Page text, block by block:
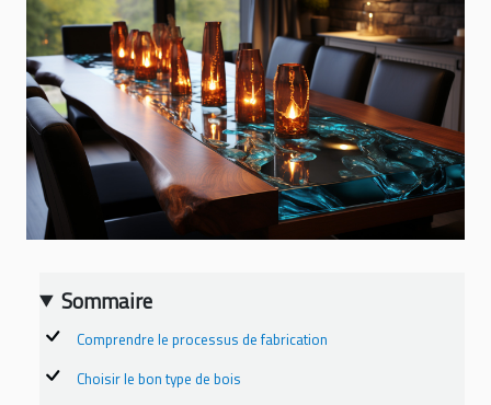
Sommaire
Comprendre le processus de fabrication
Choisir le bon type de bois